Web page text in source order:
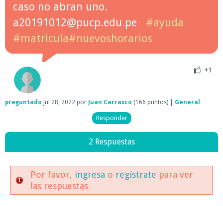
caso no abran uno.
a20191012@pucp.edu.pe
#ayuda
#matricula#nuevoshorarios
+1
preguntado Jul 28, 2022 por Juan Carrasco (166 puntos) General
2 Respuestas
Por favor, ingresa o regístrate para ver
las respuestas.